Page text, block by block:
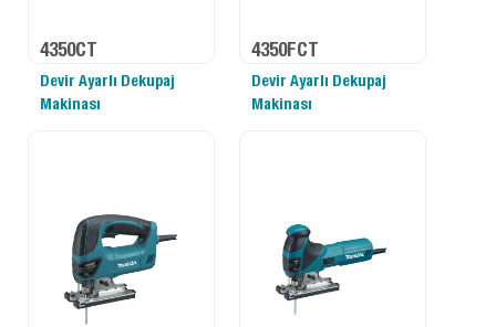
4350CT
Devir Ayarlı Dekupaj
Makinası
4350FCT
Devir Ayarlı Dekupaj
Makinası